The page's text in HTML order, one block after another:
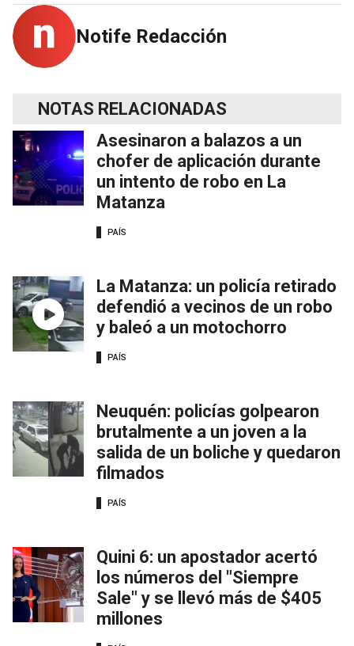
Notife Redacción
NOTAS RELACIONADAS
Asesinaron a balazos a un
chofer de aplicación durante
un intento de robo en La
Matanza
PAÍS
La Matanza: un policía retirado
defendió a vecinos de un robo
y baleó a un motochorro
PAÍS
Neuquén: policías golpearon
brutalmente a un joven a la
salida de un boliche y quedaron
filmados
PAÍS
Quini 6: un apostador acertó
los números del "Siempre
Sale" y se llevó más de $405
millones